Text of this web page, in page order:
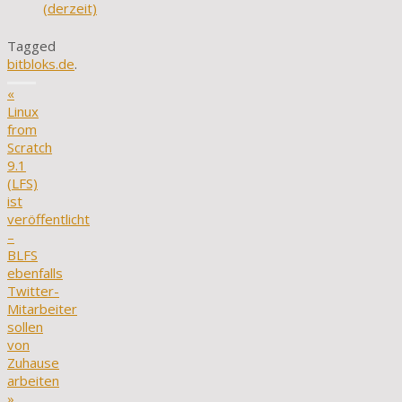
(derzeit)
Tagged
bitbloks.de.
«
Linux
from
Scratch
9.1
(LFS)
ist
veröffentlicht
–
BLFS
ebenfalls
Twitter-
Mitarbeiter
sollen
von
Zuhause
arbeiten